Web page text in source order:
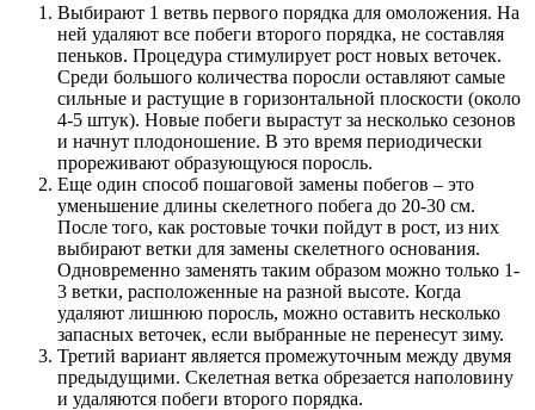
Выбирают 1 ветвь первого порядка для омоложения. На
ней удаляют все побеги второго порядка, не составляя
пеньков. Процедура стимулирует рост новых веточек.
Среди большого количества поросли оставляют самые
сильные и растущие в горизонтальной плоскости (около
4-5 штук). Новые побеги вырастут за несколько сезонов
и начнут плодоношение. В это время периодически
прореживают образующуюся поросль.
Еще один способ пошаговой замены побегов – это
уменьшение длины скелетного побега до 20-30 см.
После того, как ростовые точки пойдут в рост, из них
выбирают ветки для замены скелетного основания.
Одновременно заменять таким образом можно только 1-
3 ветки, расположенные на разной высоте. Когда
удаляют лишнюю поросль, можно оставить несколько
запасных веточек, если выбранные не перенесут зиму.
Третий вариант является промежуточным между двумя
предыдущими. Скелетная ветка обрезается наполовину
и удаляются побеги второго порядка.